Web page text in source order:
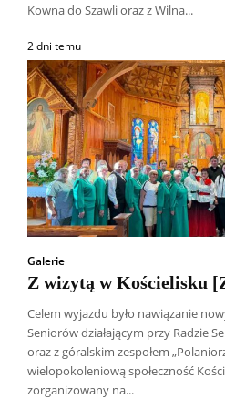
Kowna do Szawli oraz z Wilna...
2 dni temu
Galerie
Z wizytą w Kościelisku
Celem wyjazdu było nawiązanie
Seniorów działającym przy Radzie
oraz z góralskim zespołem
wielopokoleniową społeczność
zorganizowany na...